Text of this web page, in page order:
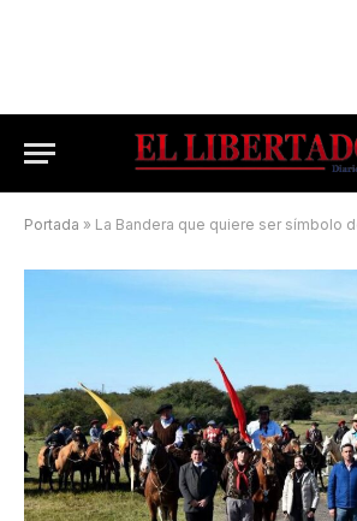
Portada » La Bandera que quiere ser símbolo